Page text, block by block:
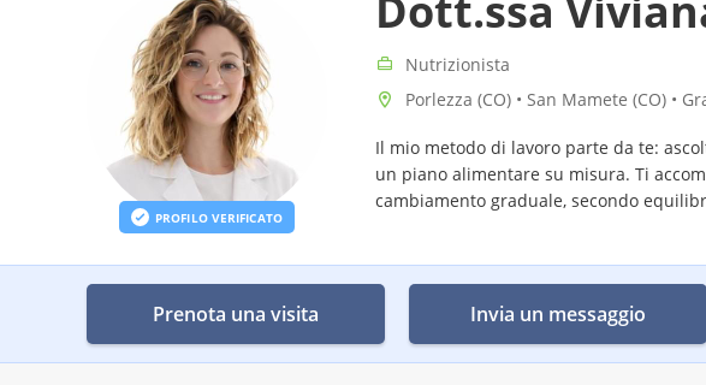
PROFILO VERIFICATO
Nutrizionista
Porlezza (CO) • San Mamete (CO) •
Il mio metodo di lavoro parte da te:
un piano alimentare su misura. Ti
cambiamento graduale, secondo
Prenota una visita Invia un messaggio